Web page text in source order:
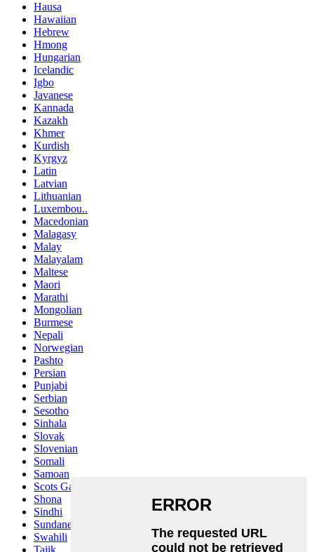
Hausa
Hawaiian
Hebrew
Hmong
Hungarian
Icelandic
Igbo
Javanese
Kannada
Kazakh
Khmer
Kurdish
Kyrgyz
Latin
Latvian
Lithuanian
Luxembou..
Macedonian
Malagasy
Malay
Malayalam
Maltese
Maori
Marathi
Mongolian
Burmese
Nepali
Norwegian
Pashto
Persian
Punjabi
Serbian
Sesotho
Sinhala
Slovak
Slovenian
Somali
Samoan
Scots Gaelic
Shona
Sindhi
Sundanese
Swahili
Tajik